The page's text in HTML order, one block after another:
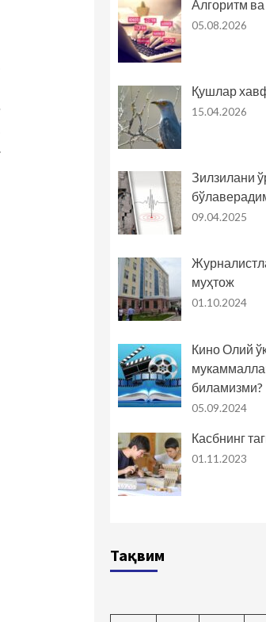
Алгоритм ва
05.08.2026
Қушлар
15.04.2026
Зилзилани
09.04.2025
муҳтож
01.10.2024
Кино Олий
биламизми?
05.09.2024
Касбнинг
01.11.2023
Тақвим